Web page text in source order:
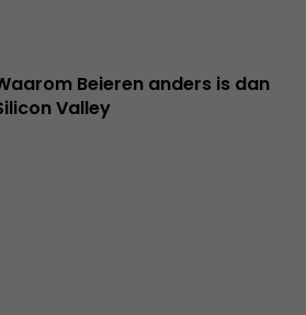
Beieren anders is dan
Valley